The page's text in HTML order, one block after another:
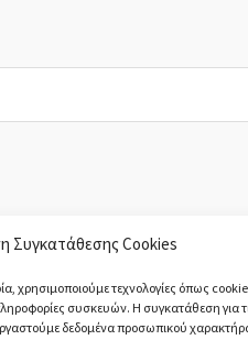
Συγκατάθεσης Cookies
χρησιμοποιούμε τεχνολογίες όπως
συσκευών. Η συγκατάθεση για
δεδομένα προσωπικού
Προϊόντων